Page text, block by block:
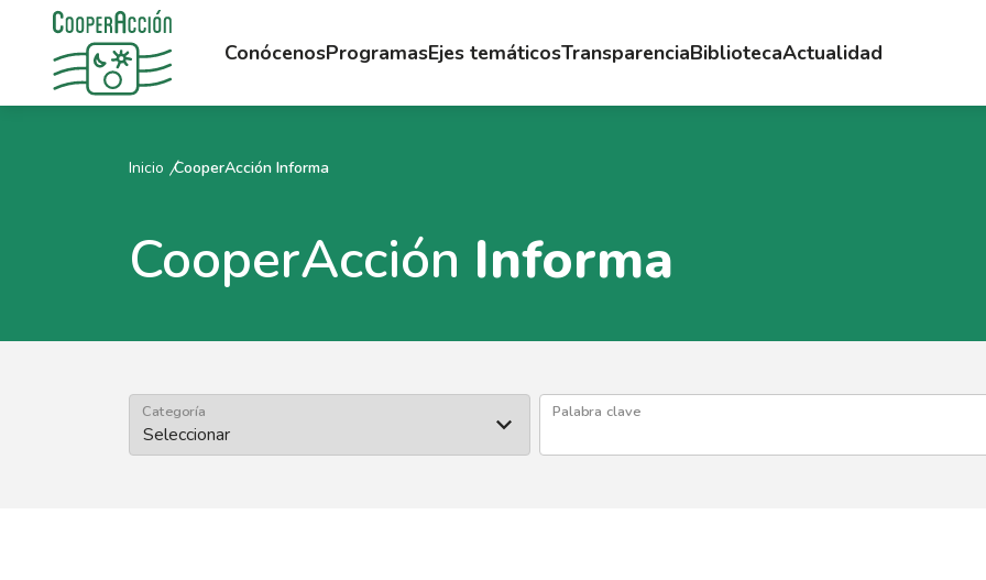
ConócenosProgramasEjes temáticosTransparenciaBibliotecaActualidad
Inicio CooperAcción Informa
CooperAcción Informa
Categoría Palabra clave